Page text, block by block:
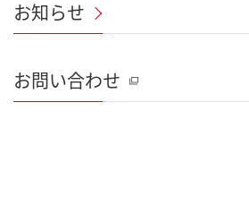
お知らせ
お問い合わせ